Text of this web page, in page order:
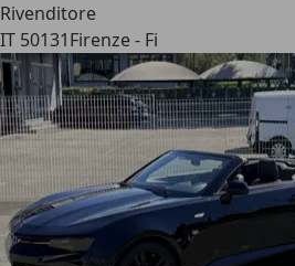
Rivenditore
IT 50131Firenze - Fi